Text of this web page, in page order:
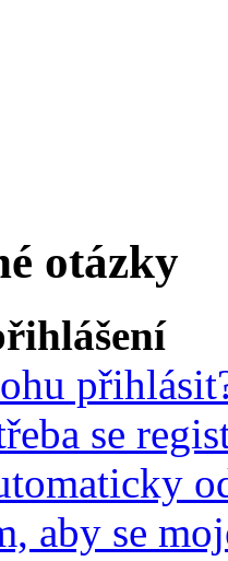
otázky
se
aby se